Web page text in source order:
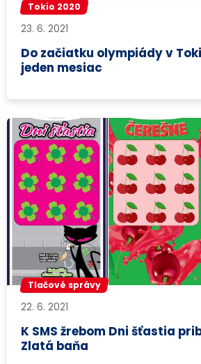
Tokio 2020
23. 6. 2021
Do začiatku olympiády v
jeden mesiac
Tlačové správy
22. 6. 2021
K SMS žrebom Dni šťastia
Zlatá baňa